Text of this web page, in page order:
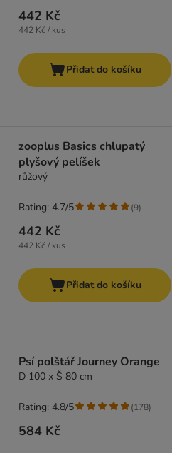
442 Kč
442 Kč / kus
Přidat do košíku
zooplus Basics chlupatý
plyšový pelíšek
růžový
442 Kč
442 Kč / kus
Rating: 4.7/5 (9)
Přidat do košíku
Psí polštář Journey Orange
D 100 x Š 80 cm
584 Kč
Rating: 4.8/5 (178)